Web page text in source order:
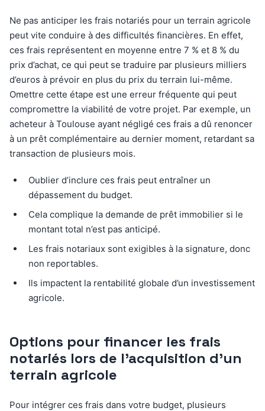
Ne pas anticiper les frais notariés pour un terrain agricole
peut vite conduire à des difficultés financières. En effet,
ces frais représentent en moyenne entre 7 % et 8 % du
prix d’achat, ce qui peut se traduire par plusieurs milliers
d’euros à prévoir en plus du prix du terrain lui-même.
Omettre cette étape est une erreur fréquente qui peut
compromettre la viabilité de votre projet. Par exemple, un
acheteur à Toulouse ayant négligé ces frais a dû renoncer
à un prêt complémentaire au dernier moment, retardant sa
transaction de plusieurs mois.
Oublier d’inclure ces frais peut entraîner un
dépassement du budget.
Cela complique la demande de prêt immobilier si le
montant total n’est pas anticipé.
Les frais notariaux sont exigibles à la signature, donc
non reportables.
Ils impactent la rentabilité globale d’un investissement
agricole.
Options pour financer les frais
notariés lors de l’acquisition d’un
terrain agricole
Pour intégrer ces frais dans votre budget, plusieurs